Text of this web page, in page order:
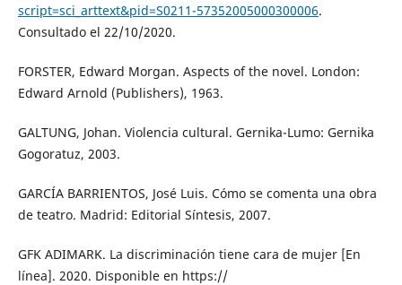
script=sci_arttext&pid=S0211-57352005000300006.
Consultado el 22/10/2020.
FORSTER, Edward Morgan. Aspects of the novel. London:
Edward Arnold (Publishers), 1963.
GALTUNG, Johan. Violencia cultural. Gernika-Lumo: Gernika
Gogoratuz, 2003.
GARCÍA BARRIENTOS, José Luis. Cómo se comenta una obra
de teatro. Madrid: Editorial Síntesis, 2007.
GFK ADIMARK. La discriminación tiene cara de mujer [En
línea]. 2020. Disponible en https://